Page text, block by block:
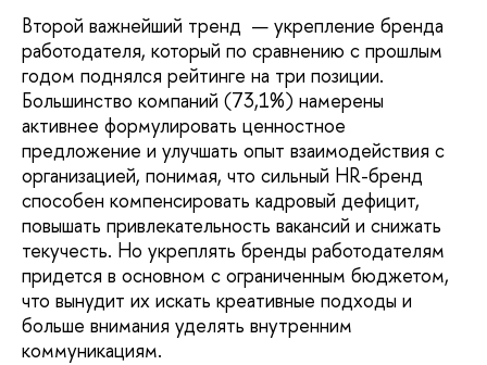
Второй важнейший тренд — укрепление бренда
работодателя, который по сравнению с прошлым
годом поднялся рейтинге на три позиции.
Большинство компаний (73,1%) намерены
активнее формулировать ценностное
предложение и улучшать опыт взаимодействия с
организацией, понимая, что сильный HR-бренд
способен компенсировать кадровый дефицит,
повышать привлекательность вакансий и снижать
текучесть. Но укреплять бренды работодателям
придется в основном с ограниченным бюджетом,
что вынудит их искать креативные подходы и
больше внимания уделять внутренним
коммуникациям.